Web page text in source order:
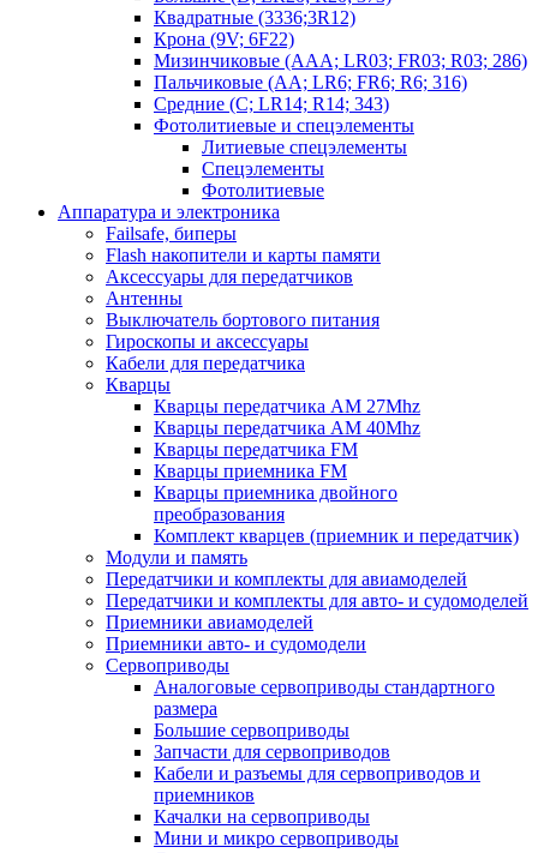
Квадратные (3336;3R12)
Крона (9V; 6F22)
Мизинчиковые (AAA; LR03; FR03; R03; 286)
Пальчиковые (AA; LR6; FR6; R6; 316)
Средние (C; LR14; R14; 343)
Фотолитиевые и спецэлементы
Литиевые спецэлементы
Спецэлементы
Фотолитиевые
Аппаратура и электроника
Failsafe, биперы
Flash накопители и карты памяти
Аксессуары для передатчиков
Антенны
Выключатель бортового питания
Гироскопы и аксессуары
Кабели для передатчика
Кварцы
Кварцы передатчика AM 27Mhz
Кварцы передатчика AM 40Mhz
Кварцы передатчика FM
Кварцы приемника FM
Кварцы приемника двойного
преобразования
Комплект кварцев (приемник и передатчик)
Модули и память
Передатчики и комплекты для авиамоделей
Передатчики и комплекты для авто- и судомоделей
Приемники авиамоделей
Приемники авто- и судомодели
Сервоприводы
Аналоговые сервоприводы стандартного
размера
Большие сервоприводы
Запчасти для сервоприводов
Кабели и разъемы для сервоприводов и
приемников
Качалки на сервоприводы
Мини и микро сервоприводы